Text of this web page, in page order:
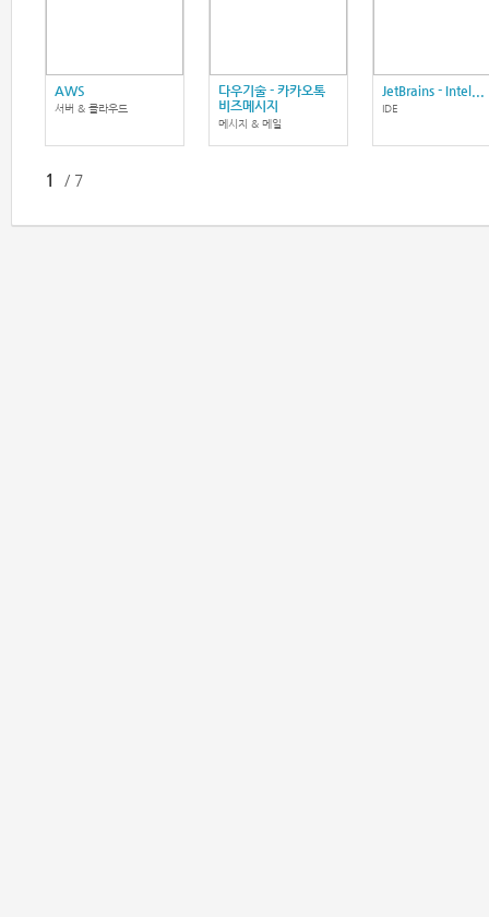
AWS
서버 & 클라우드
다우기술 - 카카오톡
비즈메시지
메시지 & 메일
JetBrains - Intel...
IDE
1 / 7